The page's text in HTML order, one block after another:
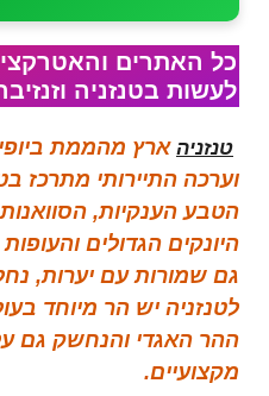
כל האתרים
לעשות בטנזניה
טנזניה ארץ מהממת
וערכה התיירותי מתרכז
הטבע הענקיות,
היונקים הגדולים
גם שמורות עם יערות,
לטנזניה יש הר מיוחד
ההר האגדי והנחשק גם
מקצועיים.